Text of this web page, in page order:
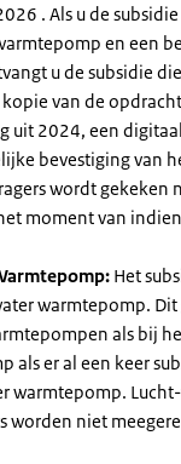
. Als u de
en een
u de subsidie
van de
uit 2024, een
bevestiging van
wordt gekeken
moment van
Het
warmtepomp.
als bij
als er al een keer
warmtepomp.
worden niet